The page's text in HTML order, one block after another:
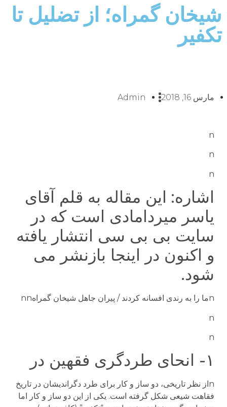
شیخان گمراه؛ از تضلیل تا
تکفیر
مارس 16, 2018 Admin
n
n
n
اشاره: این مقاله به قلم آقای
یاسر میردامادی است که در
سایت بی بی سی انتشار یافته
و اکنون در اینجا بازنشر می
شود.
nما را به رندی افسانه کردند / پیران جاهل شیخان گمراهnn
n
n
۱- انحای طردگری فقهین در
nاز نظر تاریخی، دو ساز و کار برای طرد دگراندیشان در تاریخ
فقاهت شیعی شکل گرفته است. یکی از این دو ساز و کار اما